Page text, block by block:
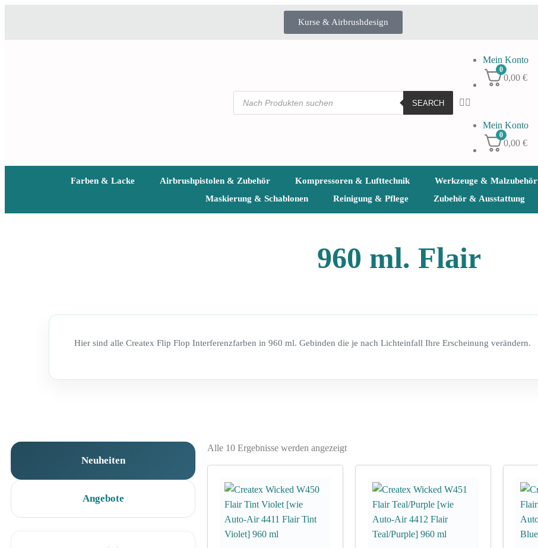
Kurse & Airbrushdesign
SEARCH
Mein Konto
0
0,00 €
Mein Konto
0
0,00 €
Farben & Lacke Airbrushpistolen & Zubehör Kompressoren & Lufttechnik Werkzeuge & Malzubehör
Maskierung & Schablonen
Reinigung & Pflege Zubehör & Ausstattung
960 ml. Flair
Hier sind alle Createx Flip Flop Interferenzfarben in 960 ml. Gebinden die je nach Lichteinfall Ihre Erscheinung verändern.
Neuheiten
Angebote
Alle 10 Ergebnisse werden angezeigt